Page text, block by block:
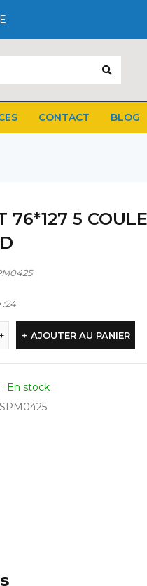
CONTACT BLOG
76*127 5
:24
AJOUTER AU PANIER
En stock
SPM0425